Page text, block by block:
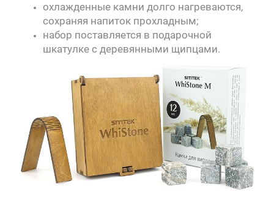
охлажденные камни долго нагреваются,
сохраняя напиток прохладным;
набор поставляется в подарочной
шкатулке с деревянными щипцами.